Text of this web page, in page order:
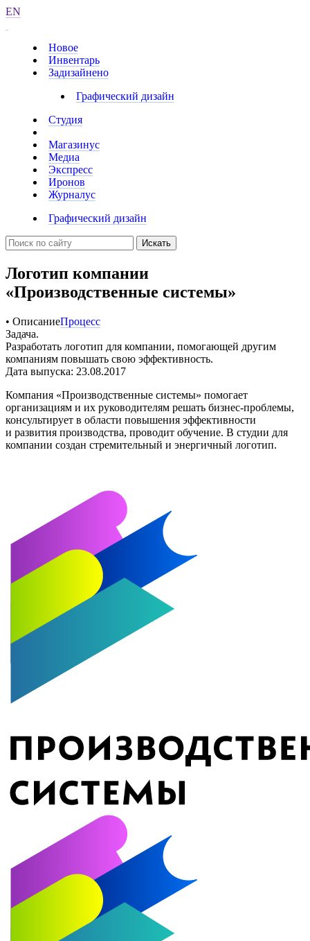
EN
Новое
Инвентарь
Задизайнено
Графический дизайн
Студия
Магазинус
Медиа
Экспресс
Иронов
Журналус
Графический дизайн
Искать
Логотип компании
«Производственные системы»
• ОписаниеПроцесс
Задача.
Разработать логотип для компании, помогающей другим
компаниям повышать свою эффективность.
Дата выпуска: 23.08.2017
Компания «Производственные системы» помогает
организациям и их руководителям решать бизнес-проблемы,
консультирует в области повышения эффективности
и развития производства, проводит обучение. В студии для
компании создан стремительный и энергичный логотип.